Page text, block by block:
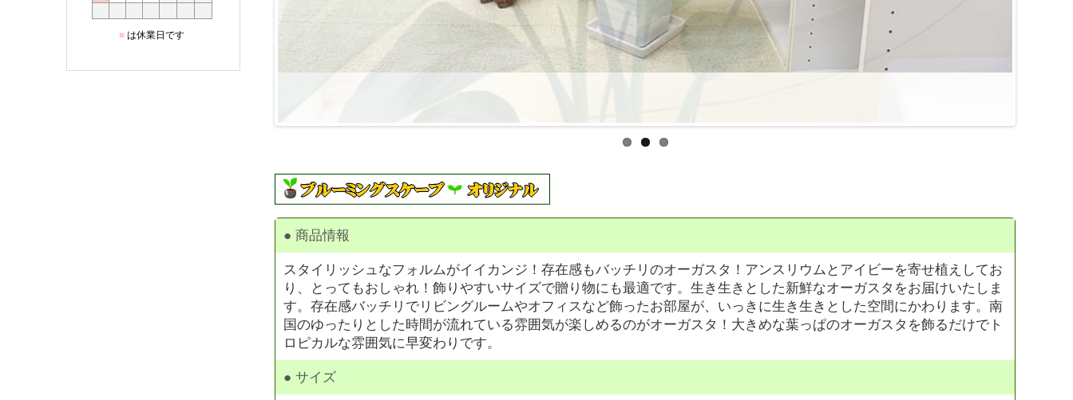
● 商品情報
スタイリッシュなフォルムがイイカンジ！存在感もバッチリのオーガスタ！アンスリウムとアイビーを寄せ植えしてお
り、とってもおしゃれ！飾りやすいサイズで贈り物にも最適です。生き生きとした新鮮なオーガスタをお届けいたしま
す。存在感バッチリでリビングルームやオフィスなど飾ったお部屋が、いっきに生き生きとした空間にかわります。南
国のゆったりとした時間が流れている雰囲気が楽しめるのがオーガスタ！大きめな葉っぱのオーガスタを飾るだけでト
ロピカルな雰囲気に早変わりです。
● サイズ